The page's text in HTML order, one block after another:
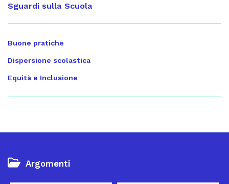
Sguardi sulla Scuola
Buone pratiche
Dispersione scolastica
Equità e Inclusione
Argomenti